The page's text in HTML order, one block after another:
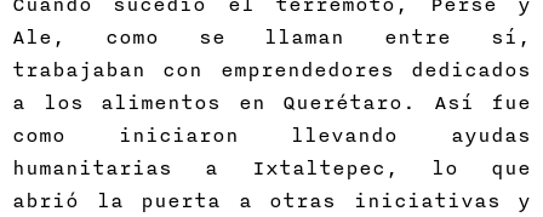
Ale, como se llaman entre sí,
trabajaban con emprendedores dedicados
a los alimentos en Querétaro. Así fue
como iniciaron llevando ayudas
humanitarias a Ixtaltepec, lo que
abrió la puerta a otras iniciativas y